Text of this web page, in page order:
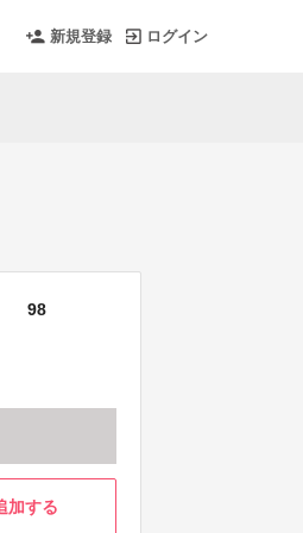
新規登録 ログイン
98
加する